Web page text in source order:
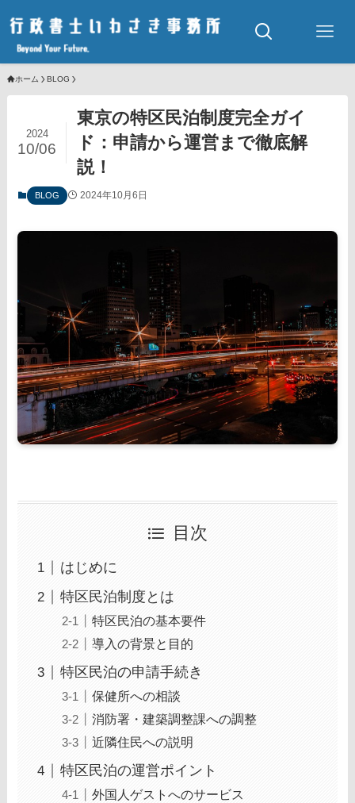
ホーム BLOG
東京の特区民泊制度完全ガイ
ド：申請から運営まで徹底解
説！
2024
10/06
BLOG 2024年10月6日
目次
はじめに
特区民泊制度とは
特区民泊の基本要件
導入の背景と目的
特区民泊の申請手続き
保健所への相談
消防署・建築調整課への調整
近隣住民への説明
特区民泊の運営ポイント
外国人ゲストへのサービス